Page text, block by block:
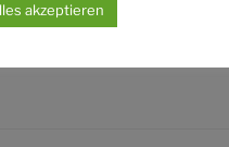
akzeptieren